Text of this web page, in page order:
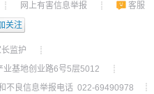
┊ 网上有害信息举报 ┊
客服
关注
监护
┊
业基地创业路6号5层5012
┊
不良信息举报电话 022-69490978
┊